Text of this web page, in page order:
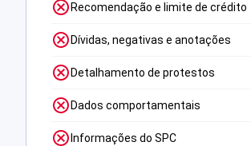
Recomendação e limite de crédito
Dívidas, negativas e anotações
Detalhamento de protestos
Dados comportamentais
Informações do SPC